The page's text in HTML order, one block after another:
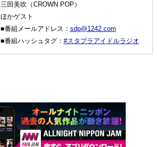
三田美吹（CROWN POP）
ほかゲスト
■番組メールアドレス： sdp@1242.com
■番組ハッシュタグ： #スタプラアイドルラジオ